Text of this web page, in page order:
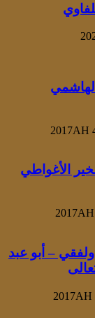
الأغواطي
– أبو عبد